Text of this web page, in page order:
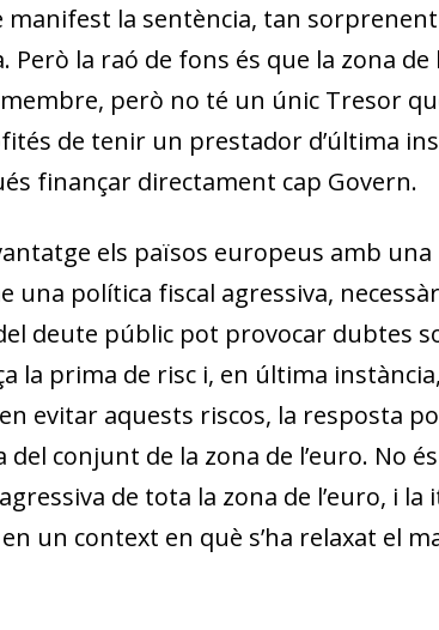
la sentència, tan
la raó de fons és que la zona de
però no té un únic Tresor
de tenir un prestador d’última
finançar directament cap Govern.
els països europeus amb una
una política fiscal agressiva,
deute públic pot provocar dubtes
la prima de risc i, en última
evitar aquests riscos, la resposta
conjunt de la zona de l’euro. No
de tota la zona de l’euro, i la
un context en què s’ha relaxat el